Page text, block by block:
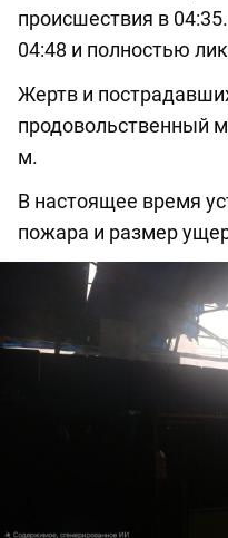
происшествия в
04:48 и полностью
Жертв и
продовольственный
м.
В настоящее время
пожара и размер